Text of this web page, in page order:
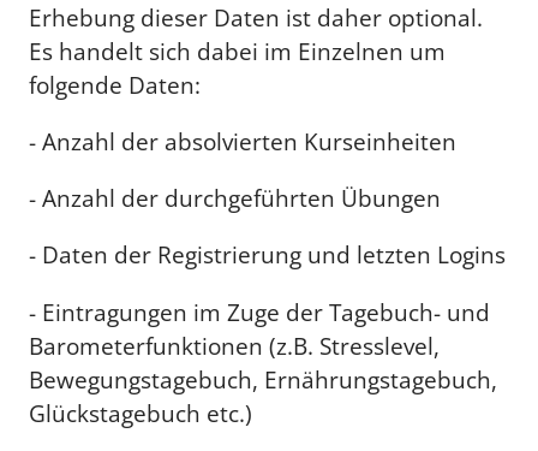
Erhebung dieser Daten ist daher optional.
Es handelt sich dabei im Einzelnen um
folgende Daten:
- Anzahl der absolvierten Kurseinheiten
- Anzahl der durchgeführten Übungen
- Daten der Registrierung und letzten Logins
- Eintragungen im Zuge der Tagebuch- und
Barometerfunktionen (z.B. Stresslevel,
Bewegungstagebuch, Ernährungstagebuch,
Glückstagebuch etc.)